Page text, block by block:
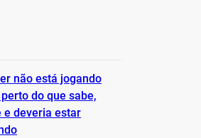
não está jogando
do que sabe,
e deveria estar